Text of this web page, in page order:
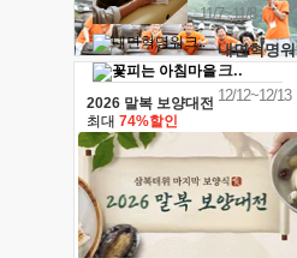
11/7~11/8
내면혁명워
크..
12/12~12/13
2026 말복 보양대전
최대 74%할인